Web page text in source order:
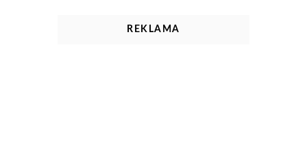
REKLAMA